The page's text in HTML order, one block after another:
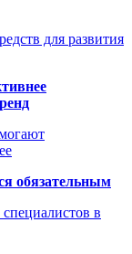
для развития
обязательным
в